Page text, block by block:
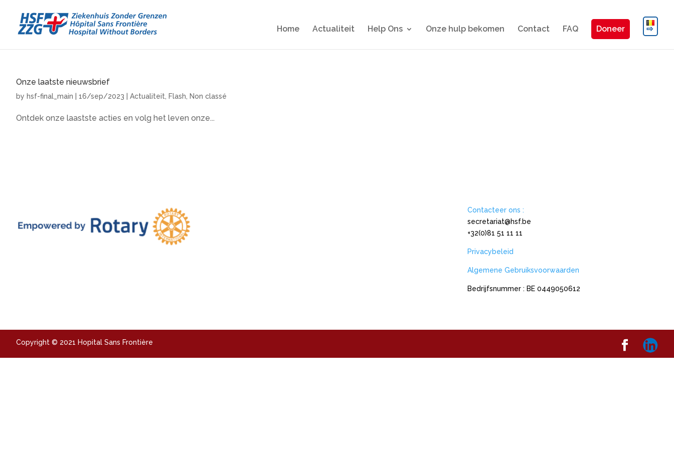
Home Actualiteit Help Ons Onze hulp bekomen Contact FAQ Doneer
Onze laatste nieuwsbrief
by hsf-final_main 16/sep/2023 Actualiteit Flash Non classé
Ontdek onze laastste acties en volg het leven onze...
Contacteer ons :
secretariat@hsf.be
+32(0)81 51 11 11
Privacybeleid
Algemene Gebruiksvoorwaarden
Bedrijfsnummer : BE 0449050612
Copyright © 2021 Hopital Sans Frontière